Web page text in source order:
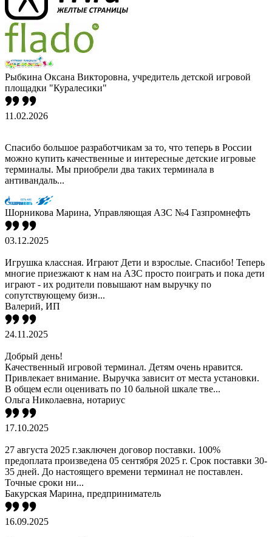
Рыбкина Оксана Викторовна, учредитель детской игровой
площадки "Куралесики"
11.02.2026
Спасибо большое разработчикам за то, что теперь в России
можно купить качественные и интересные детские игровые
терминалы. Мы приобрели два таких терминала в
антивандаль...
Шорникова Марина, Управляющая АЗС №4 Газпромнефть
03.12.2025
Игрушка классная. Играют Дети и взрослые. Спасибо! Теперь
многие приезжают к нам на АЗС просто поиграть и пока дети
играют - их родители повышают нам выручку по
сопутствующему бизн...
Валерий, ИП
24.11.2025
Добрый день!
Качественный игровой терминал. Детям очень нравится.
Привлекает внимание. Выручка зависит от места установки.
В общем если оценивать по 10 бальной шкале тве...
Ольга Николаевна, нотариус
17.10.2025
27 августа 2025 г.заключен договор поставки. 100%
предоплата произведена 05 сентября 2025 г. Срок поставки 30-
35 дней. До настоящего времени терминал не поставлен.
Точные сроки ни...
Бакурская Марина, предприниматель
16.09.2025